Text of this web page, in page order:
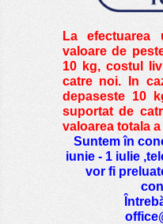
La efectuarea
valoare de
10 kg, costul
catre noi. In
depaseste 10
suportat de
valoarea totala
Suntem în
iunie - 1 iulie
vor fi